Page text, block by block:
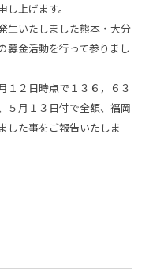
上げます。
生いたしました熊本・大分
募金活動を行って参りまし
１２日時点で１３６，６３
５月１３日付で全額、福岡
した事をご報告いたしま